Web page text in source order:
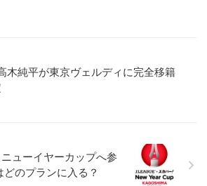
木純平が東京ヴェルディに完全移籍
ューイヤーカップへ参
のプランに入る？